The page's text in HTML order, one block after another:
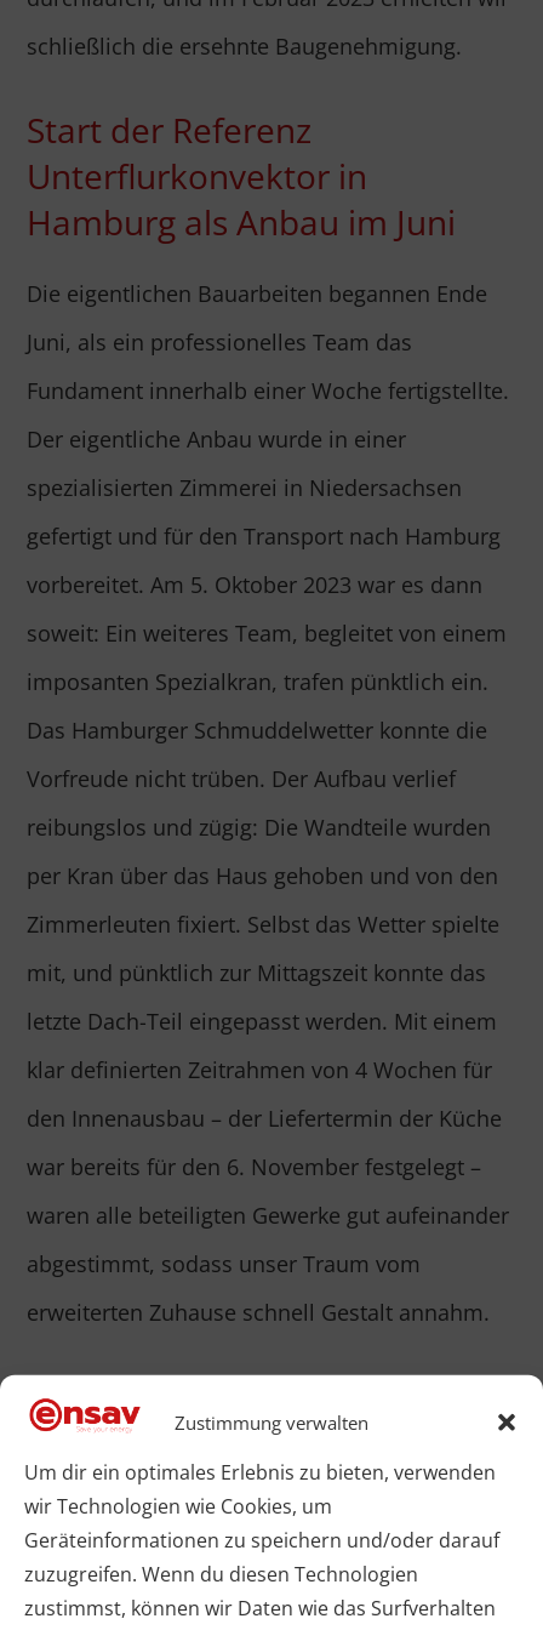
Zustimmung verwalten
Um dir ein optimales Erlebnis zu bieten, verwenden
wir Technologien wie Cookies, um
Geräteinformationen zu speichern und/oder darauf
zuzugreifen. Wenn du diesen Technologien
zustimmst, können wir Daten wie das Surfverhalten
schließlich die ersehnte Baugenehmigung.
Start der Referenz
Unterflurkonvektor in
Hamburg als Anbau im Juni
Die eigentlichen Bauarbeiten begannen Ende
Juni, als ein professionelles Team das
Fundament innerhalb einer Woche fertigstellte.
Der eigentliche Anbau wurde in einer
spezialisierten Zimmerei in Niedersachsen
gefertigt und für den Transport nach Hamburg
vorbereitet. Am 5. Oktober 2023 war es dann
soweit: Ein weiteres Team, begleitet von einem
imposanten Spezialkran, trafen pünktlich ein.
Das Hamburger Schmuddelwetter konnte die
Vorfreude nicht trüben. Der Aufbau verlief
reibungslos und zügig: Die Wandteile wurden
per Kran über das Haus gehoben und von den
Zimmerleuten fixiert. Selbst das Wetter spielte
mit, und pünktlich zur Mittagszeit konnte das
letzte Dach-Teil eingepasst werden. Mit einem
klar definierten Zeitrahmen von 4 Wochen für
den Innenausbau – der Liefertermin der Küche
war bereits für den 6. November festgelegt –
waren alle beteiligten Gewerke gut aufeinander
abgestimmt, sodass unser Traum vom
erweiterten Zuhause schnell Gestalt annahm.
Ein wesentlicher Bestandteil des Innenausbaus
war derUnterflurkonvektor mit leisem Gebläse,
der von ensav e-Shop geplant und geliefert
wurde. Für den Essbereich vor der Solarlux
Faltanlage haben wir einen 2.400 mm langen